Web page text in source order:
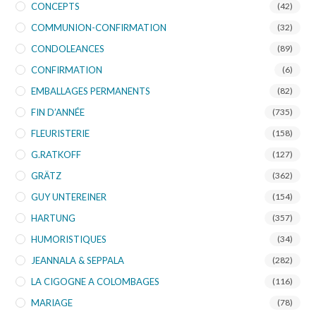
CONCEPTS (42)
COMMUNION-CONFIRMATION (32)
CONDOLEANCES (89)
CONFIRMATION (6)
EMBALLAGES PERMANENTS (82)
FIN D’ANNÉE (735)
FLEURISTERIE (158)
G.RATKOFF (127)
GRÄTZ (362)
GUY UNTEREINER (154)
HARTUNG (357)
HUMORISTIQUES (34)
JEANNALA & SEPPALA (282)
LA CIGOGNE A COLOMBAGES (116)
MARIAGE (78)